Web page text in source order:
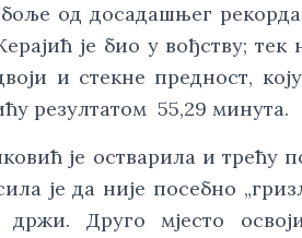
од досадашњег
је био у вођству; тек
и стекне предност,
резултатом 55,29 минута.
је остварила и трећу
је да није посебно
Друго мјесто